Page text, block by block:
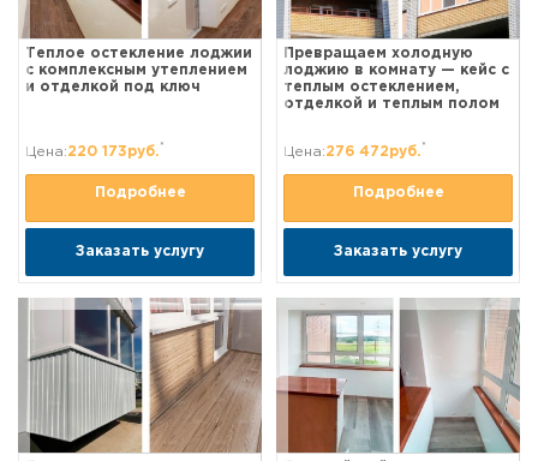
Теплое остекление лоджии
с комплексным утеплением
и отделкой под ключ
Цена:220 173руб. *
Подробнее
Заказать услугу
Превращаем холодную
лоджию в комнату — кейс с
теплым остеклением,
отделкой и теплым полом
Цена:276 472руб. *
Подробнее
Заказать услугу